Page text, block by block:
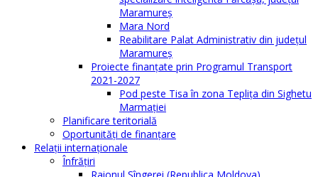
Maramureș
Mara Nord
Reabilitare Palat Administrativ din județul
Maramureș
Proiecte finanțate prin Programul Transport
2021-2027
Pod peste Tisa în zona Teplița din Sighetu
Marmației
Planificare teritorială
Oportunităţi de finanţare
Relaţii internaţionale
Înfrăţiri
Raionul Sîngerei (Republica Moldova)